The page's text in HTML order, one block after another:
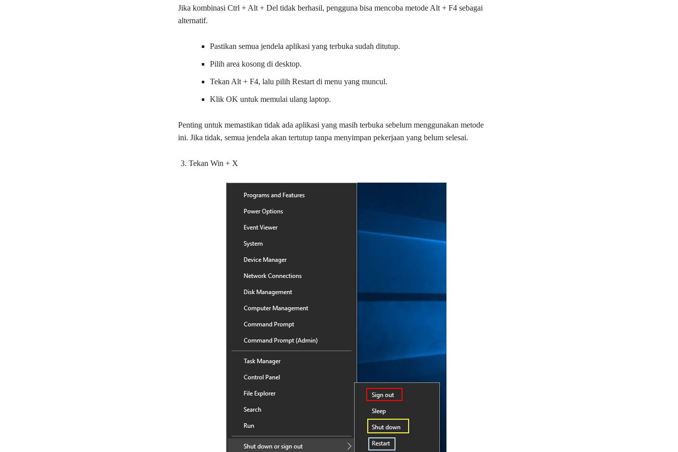
Jika kombinasi Ctrl + Alt + Del tidak berhasil, pengguna bisa mencoba metode Alt + F4 sebagai
alternatif.
Pastikan semua jendela aplikasi yang terbuka sudah ditutup.
Pilih area kosong di desktop.
Tekan Alt + F4, lalu pilih Restart di menu yang muncul.
Klik OK untuk memulai ulang laptop.
Penting untuk memastikan tidak ada aplikasi yang masih terbuka sebelum menggunakan metode
ini. Jika tidak, semua jendela akan tertutup tanpa menyimpan pekerjaan yang belum selesai.
Tekan Win + X